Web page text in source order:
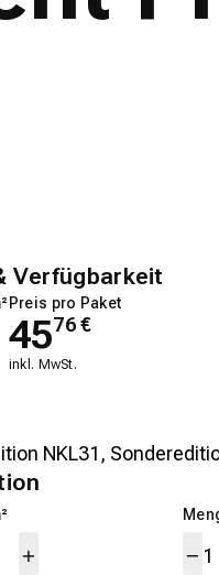
Verfügbarkeit
Preis pro Paket
4576€
inkl. MwSt.